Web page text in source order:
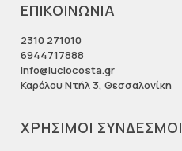
ΕΠΙΚΟΙΝΩΝΙΑ
2310 271010
6944717888
info@luciocosta.gr
Καρόλου Ντήλ 3, Θεσσαλονίκη
ΧΡΗΣΙΜΟΙ ΣΥΝΔΕΣΜΟΙ